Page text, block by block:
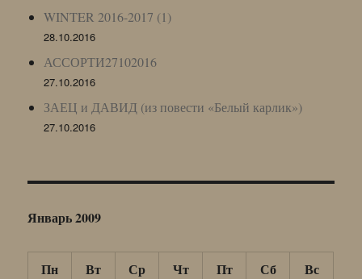
WINTER 2016-2017 (1)
28.10.2016
АССОРТИ27102016
27.10.2016
ЗАЕЦ и ДАВИД (из повести «Белый карлик»)
27.10.2016
Январь 2009
Пн Вт Ср Чт Пт Сб
Вс